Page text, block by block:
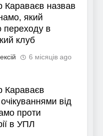
Караваєв назвав
який
переходу в
клуб
6 місяців ago
Караваєв
від
проти
в УПЛ